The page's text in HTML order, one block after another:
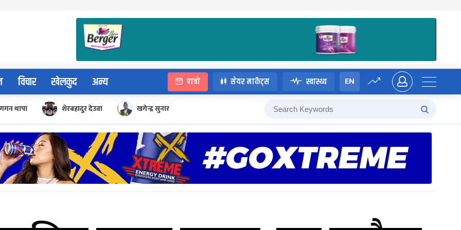
विचार खेलकुद अन्य पात्रो सेयर मार्केट्स स्वास्थ्य EN
गगन थापा शेरबहादुर देउवा खगेन्द्र सुनार